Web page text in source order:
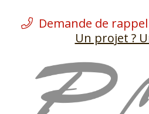
Demande de rappel
Un projet ?